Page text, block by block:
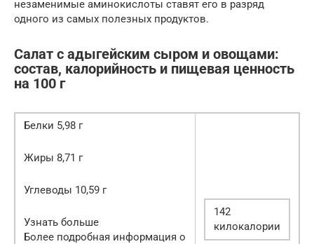
незаменимые аминокислоты ставят его в разряд
одного из самых полезных продуктов.
Салат с адыгейским сыром и овощами:
состав, калорийность и пищевая ценность
на 100 г
Белки 5,98 г
Жиры 8,71 г
Углеводы 10,59 г
Узнать больше
Более подробная информация о
142
килокалории